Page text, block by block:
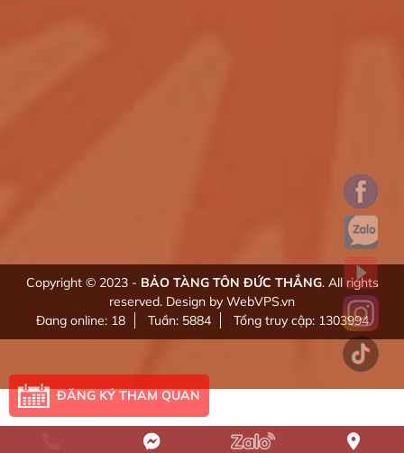
Copyright © 2023 - BẢO TÀNG TÔN ĐỨC THẮNG. All rights
reserved. Design by WebVPS.vn
Đang online: 18
Tuần: 5884 Tổng truy cập: 1303994
ĐĂNG KÝ THAM QUAN